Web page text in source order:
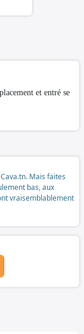
et entré se
Mais faites
bas, aux
vraisemblablement